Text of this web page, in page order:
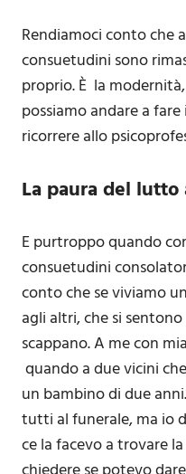
Rendiamoci conto che
consuetudini sono
proprio. È la
possiamo andare a
ricorrere allo
La paura del
E purtroppo quando
consuetudini
conto che se viviamo
agli altri, che si
scappano. A me con
quando a due vicini
un bambino di due
tutti al funerale, ma io
ce la facevo a trovare